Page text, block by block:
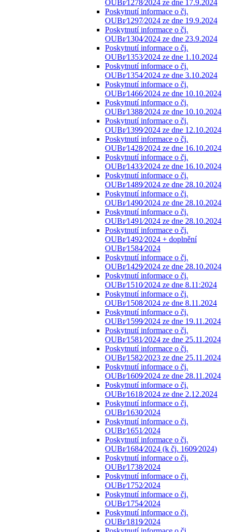
OUBr⁄1278⁄2024 ze dne 17.9.2024
Poskytnutí informace o čj.
OUBr⁄1297⁄2024 ze dne 19.9.2024
Poskytnutí informace o čj.
OUBr⁄1304⁄2024 ze dne 23.9.2024
Poskytnutí informace o čj.
OUBr⁄1353⁄2024 ze dne 1.10.2024
Poskytnutí informace o čj.
OUBr⁄1354⁄2024 ze dne 3.10.2024
Poskytnutí informace o čj.
OUBr⁄1466⁄2024 ze dne 10.10.2024
Poskytnutí informace o čj.
OUBr⁄1388⁄2024 ze dne 10.10.2024
Poskytnutí informace o čj.
OUBr⁄1399⁄2024 ze dne 12.10.2024
Poskytnutí informace o čj.
OUBr⁄1428⁄2024 ze dne 16.10.2024
Poskytnutí informace o čj.
OUBr⁄1433⁄2024 ze dne 16.10.2024
Poskytnutí informace o čj.
OUBr⁄1489⁄2024 ze dne 28.10.2024
Poskytnutí informace o čj.
OUBr⁄1490⁄2024 ze dne 28.10.2024
Poskytnutí informace o čj.
OUBr⁄1491⁄2024 ze dne 28.10.2024
Poskytnutí informace o čj.
OUBr⁄1492⁄2024 + doplnění
OUBr⁄1584⁄2024
Poskytnutí informace o čj.
OUBr⁄1429⁄2024 ze dne 28.10.2024
Poskytnutí informace o čj.
OUBr⁄1510⁄2024 ze dne 8.11:2024
Poskytnutí informace o čj.
OUBr⁄1508⁄2024 ze dne 8.11.2024
Poskytnutí informace o čj.
OUBr⁄1599⁄2024 ze dne 19.11.2024
Poskytnutí informace o čj.
OUBr⁄1581⁄2024 ze dne 25.11.2024
Poskytnutí informace o čj.
OUBr⁄1582⁄2023 ze dne 25.11.2024
Poskytnutí informace o čj.
OUBr⁄1609⁄2024 ze dne 28.11.2024
Poskytnutí informace o čj.
OUBr⁄1618⁄2024 ze dne 2.12.2024
Poskytnutí informace o čj.
OUBr⁄1630⁄2024
Poskytnutí informace o čj.
OUBr⁄1651⁄2024
Poskytnutí informace o čj.
OUBr⁄1684⁄2024 (k čj. 1609⁄2024)
Poskytnutí informace o čj.
OUBr⁄1738⁄2024
Poskytnutí informace o čj.
OUBr⁄1752⁄2024
Poskytnutí informace o čj.
OUBr⁄1754⁄2024
Poskytnutí informace o čj.
OUBr⁄1819⁄2024